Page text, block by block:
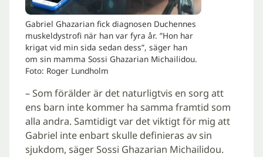
Gabriel Ghazarian fick diagnosen Duchennes
muskeldystrofi när han var fyra år. ”Hon har
krigat vid min sida sedan dess”, säger han
om sin mamma Sossi Ghazarian Michailidou.
Foto: Roger Lundholm
– Som förälder är det naturligtvis en sorg att
ens barn inte kommer ha samma framtid som
alla andra. Samtidigt var det viktigt för mig att
Gabriel inte enbart skulle definieras av sin
sjukdom, säger Sossi Ghazarian Michailidou.